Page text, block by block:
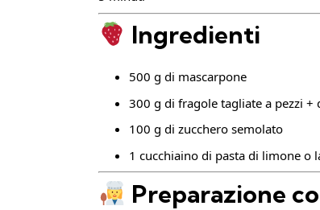
Ingredienti
500 g di mascarpone
300 g di fragole tagliate a pezzi +
100 g di zucchero semolato
1 cucchiaino di pasta di limone o
Preparazione